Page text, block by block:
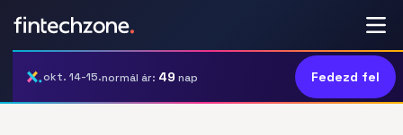
okt. 14-15.normál ár: 49 nap Fedezd fel